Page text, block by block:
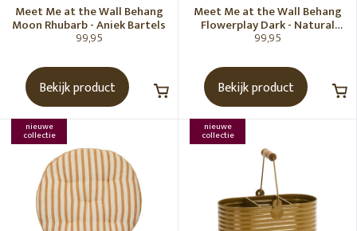
Meet Me at the Wall Behang
Moon Rhubarb - Aniek Bartels
99,95
Bekijk product
Meet Me at the Wall Behang
Flowerplay Dark - Natural
Noord
99,95
Bekijk product
nieuwe
collectie
nieuwe
collectie